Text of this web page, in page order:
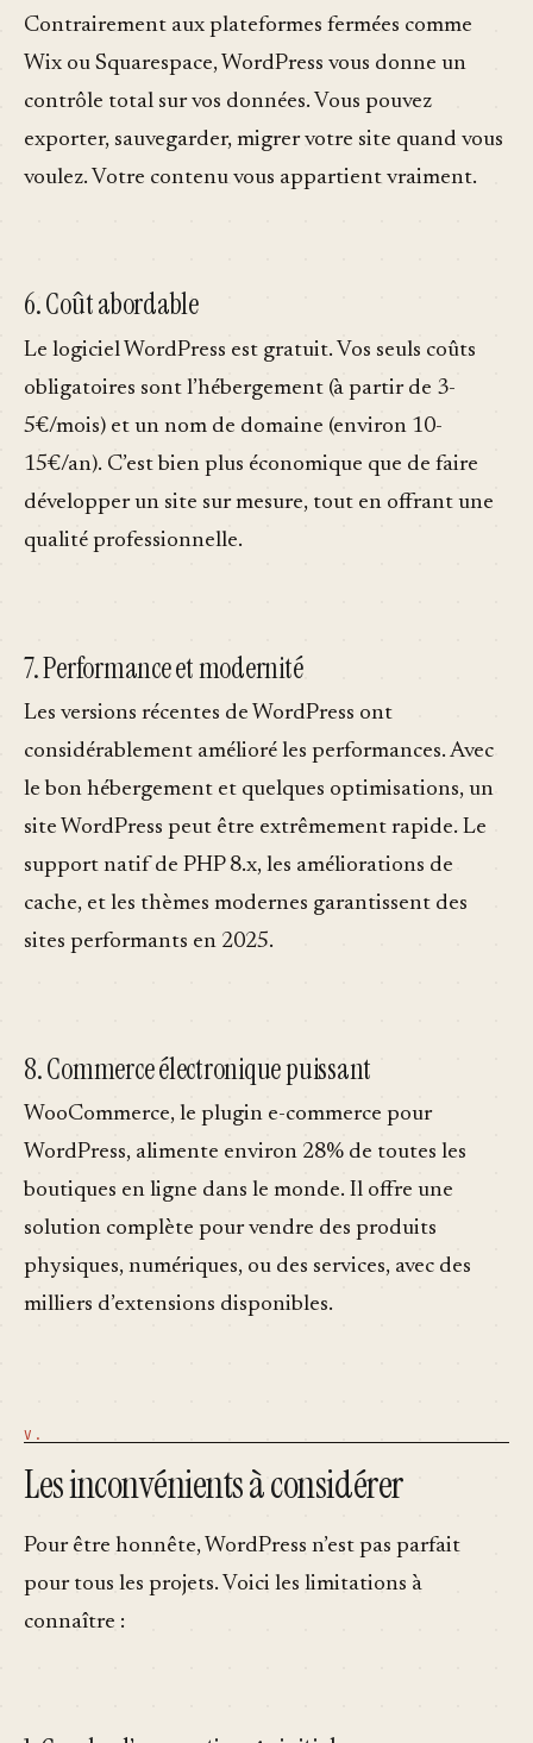
Contrairement aux plateformes fermées comme
Wix ou Squarespace, WordPress vous donne un
contrôle total sur vos données. Vous pouvez
exporter, sauvegarder, migrer votre site quand vous
voulez. Votre contenu vous appartient vraiment.
6. Coût abordable
Le logiciel WordPress est gratuit. Vos seuls coûts
obligatoires sont l’hébergement (à partir de 3-
5€/mois) et un nom de domaine (environ 10-
15€/an). C’est bien plus économique que de faire
développer un site sur mesure, tout en offrant une
qualité professionnelle.
7. Performance et modernité
Les versions récentes de WordPress ont
considérablement amélioré les performances. Avec
le bon hébergement et quelques optimisations, un
site WordPress peut être extrêmement rapide. Le
support natif de PHP 8.x, les améliorations de
cache, et les thèmes modernes garantissent des
sites performants en 2025.
8. Commerce électronique puissant
WooCommerce, le plugin e-commerce pour
WordPress, alimente environ 28% de toutes les
boutiques en ligne dans le monde. Il offre une
solution complète pour vendre des produits
physiques, numériques, ou des services, avec des
milliers d’extensions disponibles.
Les inconvénients à considérer
Pour être honnête, WordPress n’est pas parfait
pour tous les projets. Voici les limitations à
connaître :